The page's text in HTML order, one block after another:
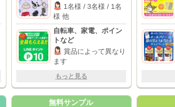
ー布団セット / パナソ
ニック 電動自転車 他
1名様 / 3名様 / 1名
様 他
自転車、家電、ポイン
トなど
賞品によって異なり
ます
もっと見る
無料サンプル